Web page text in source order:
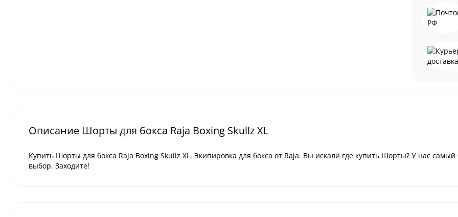
Описание Шорты для бокса Raja Boxing Skullz XL
Купить Шорты для бокса Raja Boxing Skullz XL. Экипировка для бокса от Raja. Вы искали где купить Шорты? У нас
выбор. Заходите!